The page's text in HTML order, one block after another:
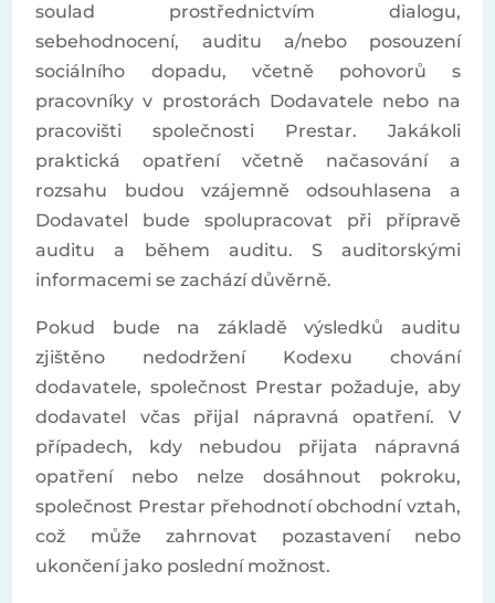
soulad prostřednictvím dialogu,
sebehodnocení, auditu a/nebo posouzení
sociálního dopadu, včetně pohovorů s
pracovníky v prostorách Dodavatele nebo na
pracovišti společnosti Prestar. Jakákoli
praktická opatření včetně načasování a
rozsahu budou vzájemně odsouhlasena a
Dodavatel bude spolupracovat při přípravě
auditu a během auditu. S auditorskými
informacemi se zachází důvěrně.
Pokud bude na základě výsledků auditu
zjištěno nedodržení Kodexu chování
dodavatele, společnost Prestar požaduje, aby
dodavatel včas přijal nápravná opatření. V
případech, kdy nebudou přijata nápravná
opatření nebo nelze dosáhnout pokroku,
společnost Prestar přehodnotí obchodní vztah,
což může zahrnovat pozastavení nebo
ukončení jako poslední možnost.